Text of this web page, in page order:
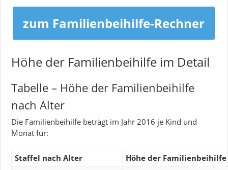
zum Familienbeihilfe-Rechner
Höhe der Familienbeihilfe im Detail
Tabelle – Höhe der Familienbeihilfe
nach Alter
Die Familienbeihilfe beträgt im Jahr 2016 je Kind und
Monat für:
Staffel nach Alter
Höhe der Familienbeihilfe